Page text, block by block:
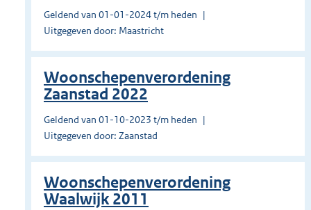
Geldend van 01-01-2024 t/m heden
Uitgegeven door: Maastricht
Woonschepenverordening
Zaanstad 2022
Geldend van 01-10-2023 t/m heden
Uitgegeven door: Zaanstad
Woonschepenverordening
Waalwijk 2011